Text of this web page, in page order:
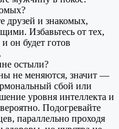
друзей и знакомых,
Избавьтесь от тех,
он будет готов
остыли?
не меняются, значит —
сбой или
уровня интеллекта и
Подогревайте
параллельно проходя